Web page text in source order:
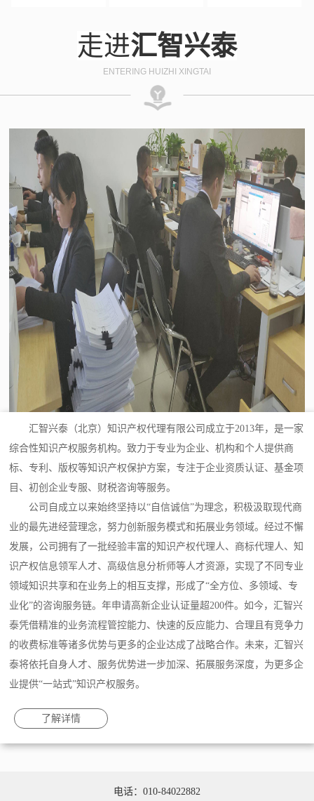
走进汇智兴泰
ENTERING HUIZHI XINGTAI
汇智兴泰（北京）知识产权代理有限公司成立于2013年，是一家
综合性知识产权服务机构。致力于专业为企业、机构和个人提供商
标、专利、版权等知识产权保护方案，专注于企业资质认证、基金项
目、初创企业专服、财税咨询等服务。
公司自成立以来始终坚持以“自信诚信”为理念，积极汲取现代商
业的最先进经营理念，努力创新服务模式和拓展业务领域。经过不懈
发展，公司拥有了一批经验丰富的知识产权代理人、商标代理人、知
识产权信息领军人才、高级信息分析师等人才资源，实现了不同专业
领域知识共享和在业务上的相互支撑，形成了“全方位、多领域、专
业化”的咨询服务链。年申请高新企业认证量超200件。如今，汇智兴
泰凭借精准的业务流程管控能力、快速的反应能力、合理且有竞争力
的收费标准等诸多优势与更多的企业达成了战略合作。未来，汇智兴
泰将依托自身人才、服务优势进一步加深、拓展服务深度，为更多企
业提供“一站式”知识产权服务。
了解详情
电话：010-84022882